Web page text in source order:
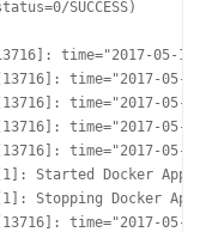
SUCCESS)
time="2017-05-
time="2017-05-
time="2017-05-
time="2017-05-
time="2017-05-
Started Docker
Stopping Docker
time="2017-05-